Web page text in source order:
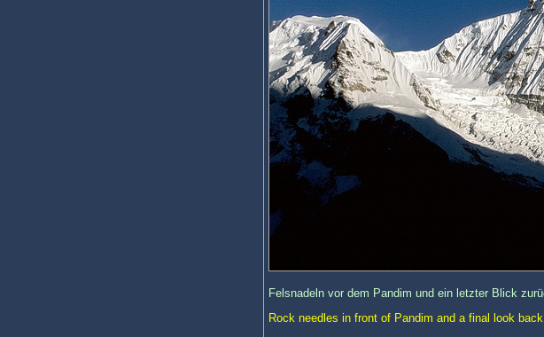
Felsnadeln vor dem Pandim und ein letzter Blick
Rock needles in front of Pandim and a final look